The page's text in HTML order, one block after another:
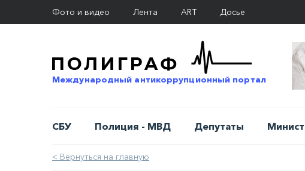
Фото и видео Лента ART Досье
Международный антикоррупционный портал
СБУ Полиция - МВД Депутаты
< Вернуться на главную